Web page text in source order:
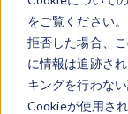
をご覧ください。
拒否した場合、
に情報は追跡さ
キングを行わな
Cookieが使用され
COMSOL ブログ
時間を
ByWalter Frei